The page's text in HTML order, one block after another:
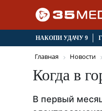
НАКОПИ УДАЧУ 9
Главная Новости
Когда в
В первый